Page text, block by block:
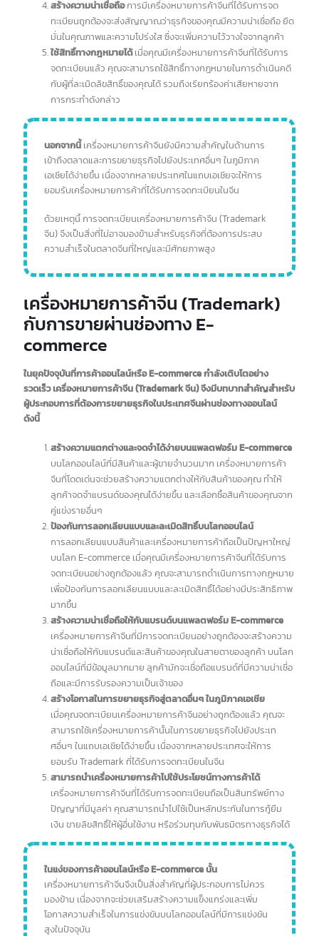
สินค้าหรือบริการของคุณแตกต่างจากคู่แข่งขัน
เพิ่มมูลค่าทางการค้าเครื่องหมายการค้าจีนที่ได้รับการจดทะเบียน
จะเพิ่มมูลค่าให้กับธุรกิจของคุณ เนื่องจากถือเป็นสินทรัพย์ทาง
ปัญญาที่มีมูลค่า สามารถนำไปใช้เป็นหลักประกันในการกู้ยืมเงิน
หรือขายลิขสิทธิ์ได้
สร้างความน่าเชื่อถือการมีเครื่องหมายการค้าจีนที่ได้รับการจด
ทะเบียนถูกต้องจะส่งสัญญาณว่าธุรกิจของคุณมีความน่าเชื่อถือ ยึด
มั่นในคุณภาพและความโปร่งใส ซึ่งจะเพิ่มความไว้วางใจจากลูกค้า
ใช้สิทธิ์ทางกฎหมายได้เมื่อคุณมีเครื่องหมายการค้าจีนที่ได้รับการ
จดทะเบียนแล้ว คุณจะสามารถใช้สิทธิ์ทางกฎหมายในการดำเนินคดี
กับผู้ที่ละเมิดลิขสิทธิ์ของคุณได้ รวมถึงเรียกร้องค่าเสียหายจาก
การกระทำดังกล่าว
นอกจากนี้เครื่องหมายการค้าจีนยังมีความสำคัญในด้านการ
เข้าถึงตลาดและการขยายธุรกิจไปยังประเทศอื่นๆ ในภูมิภาค
ด้วยเหตุนี้ การจดทะเบียนเครื่องหมายการค้าจีน (Trademark
จีน) จึงเป็นสิ่งที่ไม่อาจมองข้ามสำหรับธุรกิจที่ต้องการประสบ
ความสำเร็จในตลาดจีนที่ใหญ่และมีศักยภาพสูง
เครื่องหมายการค้าจีน (Trademark)
กับการขายผ่านช่องทาง E-
commerce
ในยุคปัจจุบันที่การค้าออนไลน์หรือ E-commerce กำลังเติบโตอย่าง
รวดเร็ว เครื่องหมายการค้าจีน (Trademark จีน) จึงมีบทบาทสำคัญสำหรับ
ผู้ประกอบการที่ต้องการขยายธุรกิจในประเทศจีนผ่านช่องทางออนไลน์
ดังนี้
สร้างความแตกต่างและจดจำได้ง่ายบนแพลตฟอร์ม E-commerce
บนโลกออนไลน์ที่มีสินค้าและผู้ขายจำนวนมาก เครื่องหมายการค้า
จีนที่โดดเด่นจะช่วยสร้างความแตกต่างให้กับสินค้าของคุณ ทำให้
ลูกค้าจดจำแบรนด์ของคุณได้ง่ายขึ้น และเลือกซื้อสินค้าของคุณจาก
คู่แข่งรายอื่นๆ
ป้องกันการลอกเลียนแบบและละเมิดสิทธิ์บนโลกออนไลน์
การลอกเลียนแบบสินค้าและเครื่องหมายการค้าถือเป็นปัญหาใหญ่
บนโลก E-commerce เมื่อคุณมีเครื่องหมายการค้าจีนที่ได้รับการ
จดทะเบียนอย่างถูกต้องแล้ว คุณจะสามารถดำเนินการทางกฎหมาย
เพื่อป้องกันการลอกเลียนแบบและละเมิดสิทธิ์ได้อย่างมีประสิทธิภาพ
มากขึ้น
สร้างความน่าเชื่อถือให้กับแบรนด์บนแพลตฟอร์ม E-commerce
เครื่องหมายการค้าจีนที่มีการจดทะเบียนอย่างถูกต้องจะสร้างความ
น่าเชื่อถือให้กับแบรนด์และสินค้าของคุณในสายตาของลูกค้า บนโลก
ออนไลน์ที่มีข้อมูลมากมาย ลูกค้ามักจะเชื่อถือแบรนด์ที่มีความน่าเชื่อ
ถือและมีการรับรองความเป็นเจ้าของ
สร้างโอกาสในการขยายธุรกิจสู่ตลาดอื่นๆ ในภูมิภาคเอเชีย
สามารถใช้เครื่องหมายการค้านั้นในการขยายธุรกิจไปยังประเท
ศอื่นๆ ในแถบเอเชียได้ง่ายขึ้น เนื่องจากหลายประเทศจะให้การ
ยอมรับ Trademark ที่ได้รับการจดทะเบียนในจีน
สามารถนำเครื่องหมายการค้าไปใช้ประโยชน์ทางการค้าได้
เครื่องหมายการค้าจีนที่ได้รับการจดทะเบียนถือเป็นสินทรัพย์ทาง